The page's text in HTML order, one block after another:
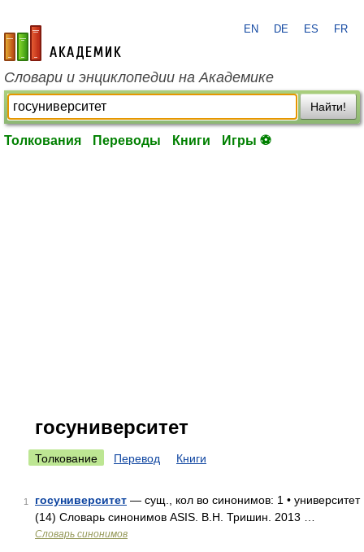
academic.ru
EN DE ES FR
Словари и энциклопедии на Академике
Найти!
Толкования Переводы Книги Игры ⚽
госуниверситет
Толкование Перевод Книги
1 госуниверситет — сущ., кол во синонимов: 1 • университет
(14) Словарь синонимов ASIS. В.Н. Тришин. 2013 …
Словарь синонимов